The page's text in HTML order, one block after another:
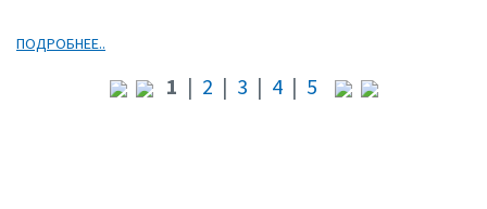
ПОДРОБНЕЕ..
1 | 2 | 3 | 4| 5